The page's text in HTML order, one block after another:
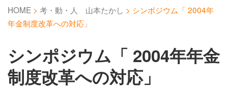
HOME > 考・動・人 山本たかし > シンポジウム「 2004年
年金制度改革への対応」
シンポジウム「 2004年年金
制度改革への対応」